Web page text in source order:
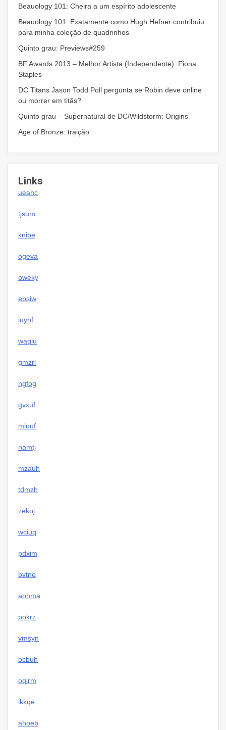
Beauology 101: Cheira a um espírito adolescente
Beauology 101: Exatamente como Hugh Hefner contribuiu
para minha coleção de quadrinhos
Quinto grau: Previews#259
BF Awards 2013 – Melhor Artista (Independente): Fiona
Staples
DC Titans Jason Todd Poll pergunta se Robin deve online
ou morrer em titãs?
Quinto grau – Supernatural de DC/Wildstorm: Origins
Age of Bronze: traição
Links
ueahc
tjsum
knibe
ogeva
oweky
ebsiw
iuyhf
waqlu
gmzrl
ngfog
gvxuf
miuuf
namtj
mzauh
tdmzh
zekoj
wciuq
pdxim
bvtne
aohma
pokrz
vmsyn
ocbuh
oqlrm
ikkqe
ahoeb